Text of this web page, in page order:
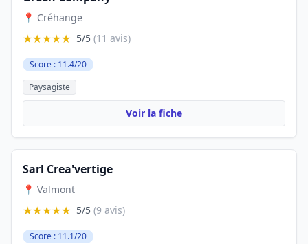
📍 Créhange
★★★★★ 5/5 (11 avis)
Score : 11.4/20
Paysagiste
Voir la fiche
Sarl Crea'vertige
📍 Valmont
★★★★★ 5/5 (9 avis)
Score : 11.1/20